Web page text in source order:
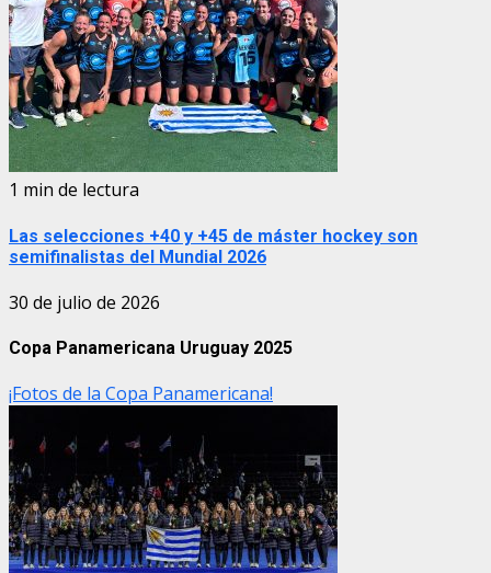
1 min de lectura
Las selecciones +40 y +45 de máster hockey son
semifinalistas del Mundial 2026
30 de julio de 2026
Copa Panamericana Uruguay 2025
¡Fotos de la Copa Panamericana!